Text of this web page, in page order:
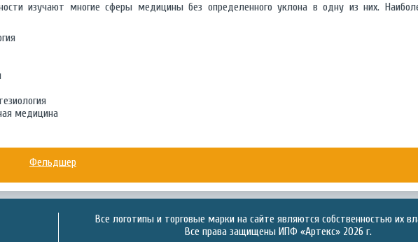
изучают многие сферы медицины без определенного уклона в одну из них.
медицина
Фельдшер
Все логотипы и торговые марки на сайте являются собственностью их
Все права защищены ИПФ «Артекс» 2026 г.